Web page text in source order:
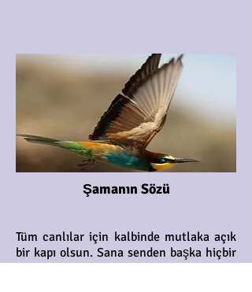
Şamanın Sözü
Tüm canlılar için kalbinde mutlaka açık
bir kapı olsun. Sana senden başka hiçbir